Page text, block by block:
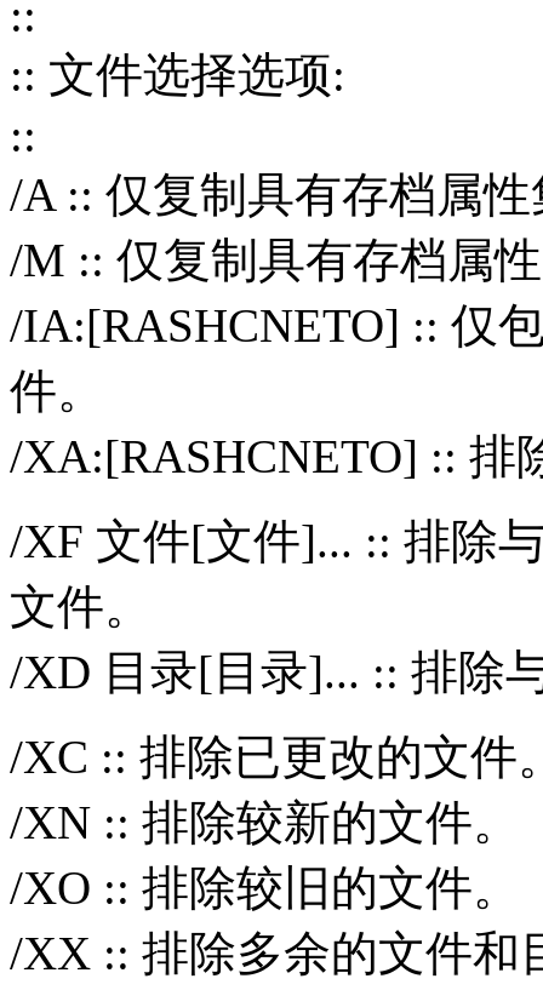
::
:: 文件选择选项:
::
/A :: 仅复制具有存档属
/M :: 仅复制具有存档属
/IA:[RASHCNETO] :: 仅
件。
/XA:[RASHCNETO] :: 排
/XF 文件[文件]... :: 排除
文件。
/XD 目录[目录]... :: 排除
/XC :: 排除已更改的文件
/XN :: 排除较新的文件。
/XO :: 排除较旧的文件。
/XX :: 排除多余的文件和